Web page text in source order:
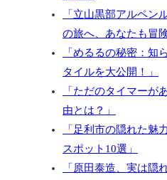
「立山黒部アルペン
の旅へ、あなたも冒
「めるるの秘密：知
タイルを大公開！」
「ただのタイマーが
由とは？」
「足利市の隠れた魅
スポット10選」
「原田泰造、実は隠